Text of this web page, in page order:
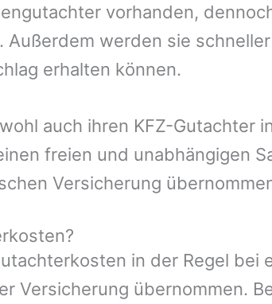
vorhanden,
werden sie
erhalten können.
auch ihren KFZ-Gutachter in
freien und unabhängigen
Versicherung
in der Regel bei
Versicherung übernommen.